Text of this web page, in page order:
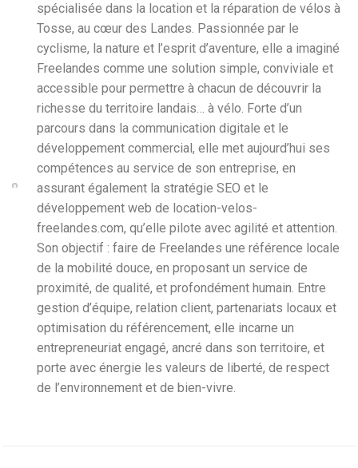
spécialisée dans la location et la réparation de vélos à
Tosse, au cœur des Landes. Passionnée par le
cyclisme, la nature et l’esprit d’aventure, elle a imaginé
Freelandes comme une solution simple, conviviale et
accessible pour permettre à chacun de découvrir la
richesse du territoire landais… à vélo. Forte d’un
parcours dans la communication digitale et le
développement commercial, elle met aujourd’hui ses
compétences au service de son entreprise, en
assurant également la stratégie SEO et le
développement web de location-velos-
freelandes.com, qu’elle pilote avec agilité et attention.
Son objectif : faire de Freelandes une référence locale
de la mobilité douce, en proposant un service de
proximité, de qualité, et profondément humain. Entre
gestion d’équipe, relation client, partenariats locaux et
optimisation du référencement, elle incarne un
entrepreneuriat engagé, ancré dans son territoire, et
porte avec énergie les valeurs de liberté, de respect
de l’environnement et de bien-vivre.